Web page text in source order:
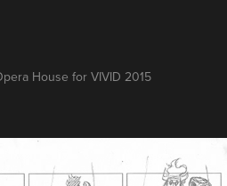
House for VIVID 2015